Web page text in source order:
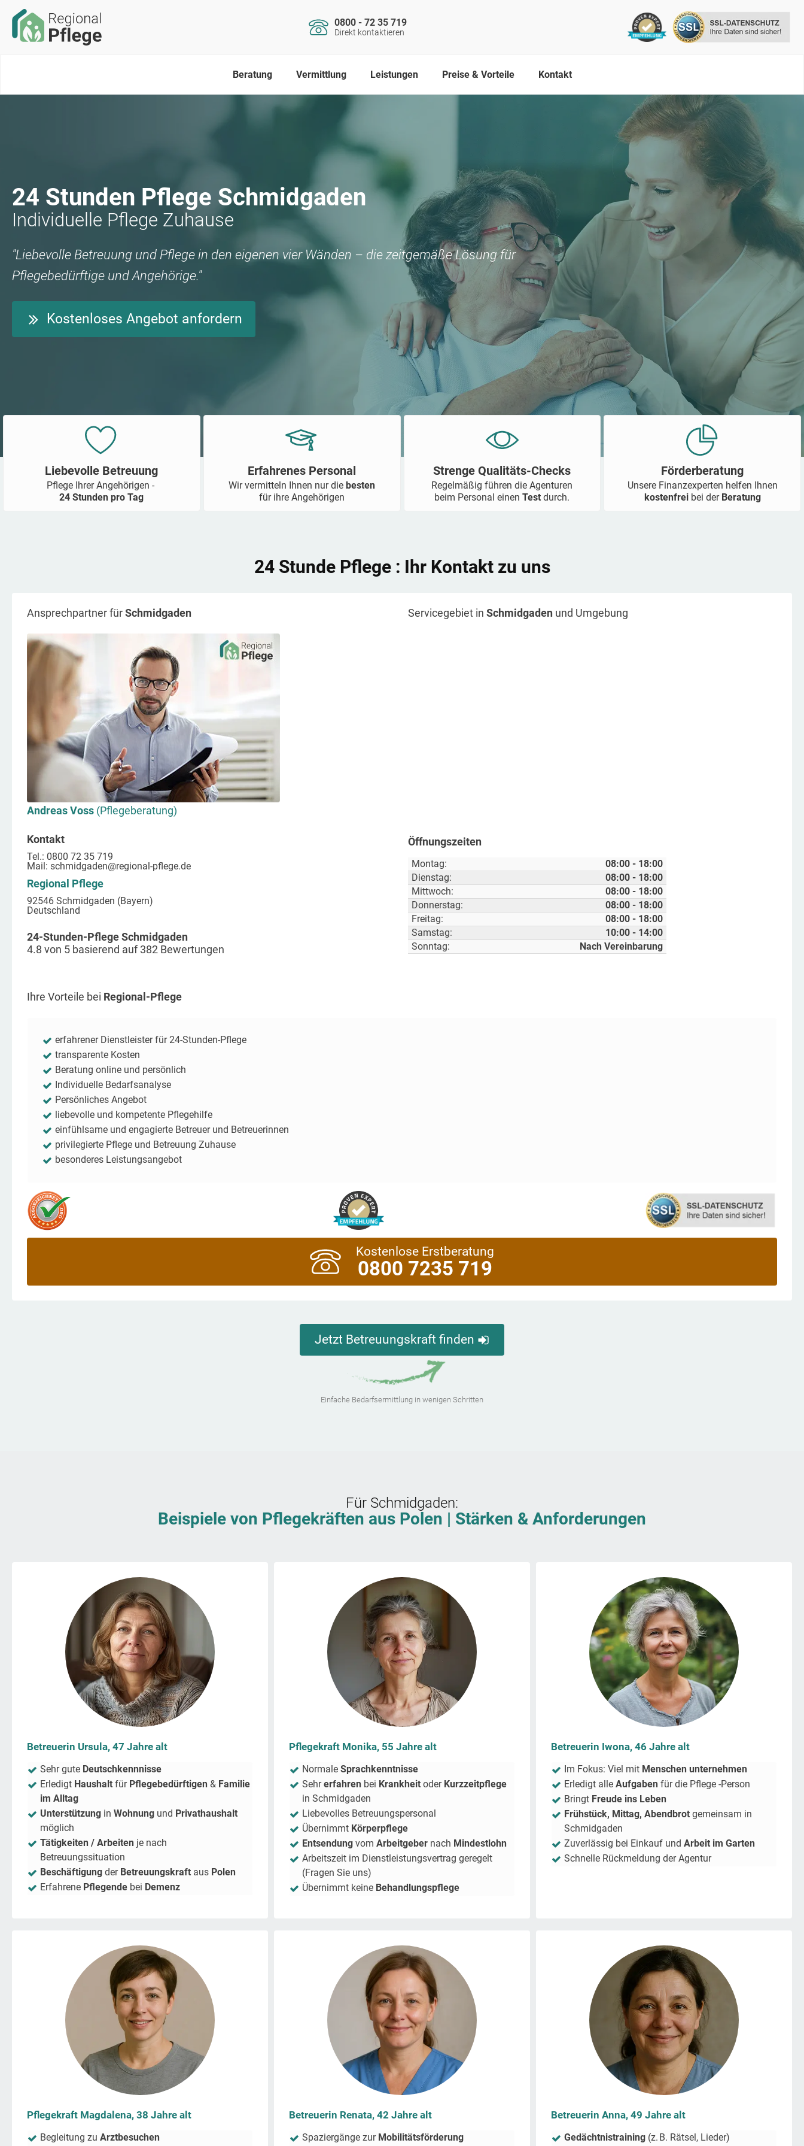
0800 - 72 35 719
Direkt kontaktieren
Beratung Vermittlung Leistungen Preise & Vorteile Kontakt
24 Stunden Pflege Schmidgaden
Individuelle Pflege Zuhause
"Liebevolle Betreuung und Pflege in den eigenen vier Wänden – die zeitgemäße Lösung für
Pflegebedürftige und Angehörige."
Kostenloses Angebot anfordern
Liebevolle Betreuung
Pflege Ihrer Angehörigen -
24 Stunden pro Tag
Erfahrenes Personal
Wir vermitteln Ihnen nur diebesten
für ihre Angehörigen
Strenge Qualitäts-Checks
Regelmäßig führen die Agenturen
beim Personal einenTestdurch.
Förderberatung
Unsere Finanzexperten helfen Ihnen
kostenfrei bei der Beratung
24 Stunde Pflege : Ihr Kontakt zu uns
Ansprechpartner fürSchmidgaden
Andreas Voss (Pflegeberatung)
Kontakt
Tel.: 0800 72 35 719
Mail: schmidgaden@regional-pflege.de
Regional Pflege
92546 Schmidgaden (Bayern)
Deutschland
24-Stunden-Pflege Schmidgaden
4.8 von 5 basierend auf382 Bewertungen
Servicegebiet in Schmidgaden und Umgebung
Öffnungszeiten
Montag:
08:00 - 18:00
Dienstag:
08:00 - 18:00
Mittwoch:
08:00 - 18:00
Donnerstag:
08:00 - 18:00
Freitag:
08:00 - 18:00
Samstag:
10:00 - 14:00
Sonntag:
Nach Vereinbarung
Ihre Vorteile bei Regional-Pflege
erfahrener Dienstleister für 24-Stunden-Pflege
transparente Kosten
Beratung online und persönlich
Individuelle Bedarfsanalyse
Persönliches Angebot
liebevolle und kompetente Pflegehilfe
einfühlsame und engagierte Betreuer und Betreuerinnen
privilegierte Pflege und Betreuung Zuhause
besonderes Leistungsangebot
Kostenlose Erstberatung
0800 7235 719
Jetzt Betreuungskraft finden
Einfache Bedarfsermittlung in wenigen Schritten
Für Schmidgaden:
Beispiele von Pflegekräften aus Polen | Stärken & Anforderungen
Betreuerin Ursula, 47 Jahre alt
Sehr gute Deutschkennnisse
Erledigt Haushalt für Pflegebedürftigen & Familie
im Alltag
Unterstützung in Wohnung und Privathaushalt
möglich
Tätigkeiten / Arbeiten je nach
Betreuungssituation
Beschäftigung der Betreuungskraft aus Polen
Erfahrene Pflegende bei Demenz
Pflegekraft Monika, 55 Jahre alt
Normale Sprachkenntnisse
Sehrerfahren bei Krankheit oder Kurzzeitpflege
in Schmidgaden
Liebevolles Betreuungspersonal
Übernimmt Körperpflege
Entsendung vom Arbeitgeber nach Mindestlohn
Arbeitszeit im Dienstleistungsvertrag geregelt
(Fragen Sie uns)
Übernimmt keine Behandlungspflege
Betreuerin Iwona, 46 Jahre alt
Im Fokus: Viel mit Menschen unternehmen
Erledigt alle Aufgaben für die Pflege -Person
Bringt Freude ins Leben
Frühstück, Mittag, Abendbrot gemeinsam in
Schmidgaden
Zuverlässig bei Einkauf und Arbeit im Garten
Schnelle Rückmeldung der Agentur
Pflegekraft Magdalena, 38 Jahre alt
Begleitung zu Arztbesuchen
Betreuerin Renata, 42 Jahre alt
Spaziergänge zur Mobilitätsförderung
Betreuerin Anna, 49 Jahre alt
Gedächtnistraining (z. B. Rätsel, Lieder)